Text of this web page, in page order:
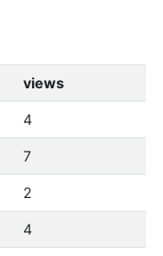
views
4
7
2
4